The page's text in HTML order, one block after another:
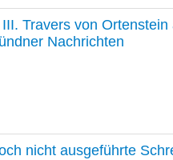
Travers von
Nachrichten
nicht ausgeführte